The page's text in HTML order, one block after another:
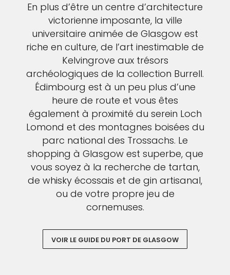
En plus d’être un centre d’architecture
victorienne imposante, la ville
universitaire animée de Glasgow est
riche en culture, de l’art inestimable de
Kelvingrove aux trésors
archéologiques de la collection Burrell.
Édimbourg est à un peu plus d’une
heure de route et vous êtes
également à proximité du serein Loch
Lomond et des montagnes boisées du
parc national des Trossachs. Le
shopping à Glasgow est superbe, que
vous soyez à la recherche de tartan,
de whisky écossais et de gin artisanal,
ou de votre propre jeu de
cornemuses.
VOIR LE GUIDE DU PORT DE GLASGOW